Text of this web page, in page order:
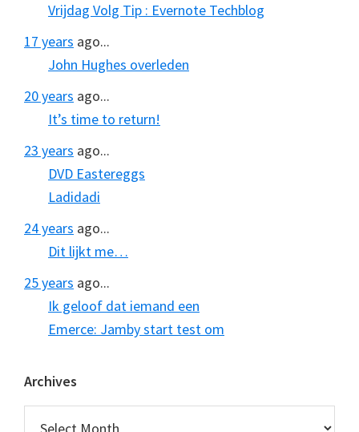
Vrijdag Volg Tip : Evernote Techblog
17 years ago...
John Hughes overleden
20 years ago...
It’s time to return!
23 years ago...
DVD Eastereggs
Ladidadi
24 years ago...
Dit lijkt me…
25 years ago...
Ik geloof dat iemand een
Emerce: Jamby start test om
Archives